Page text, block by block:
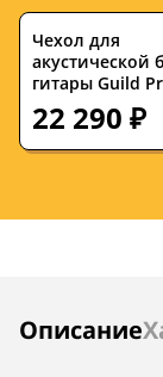
Чехол для
акустической
гитары Guild
Acoustic Bass
Bag
22 290 ₽
Описание